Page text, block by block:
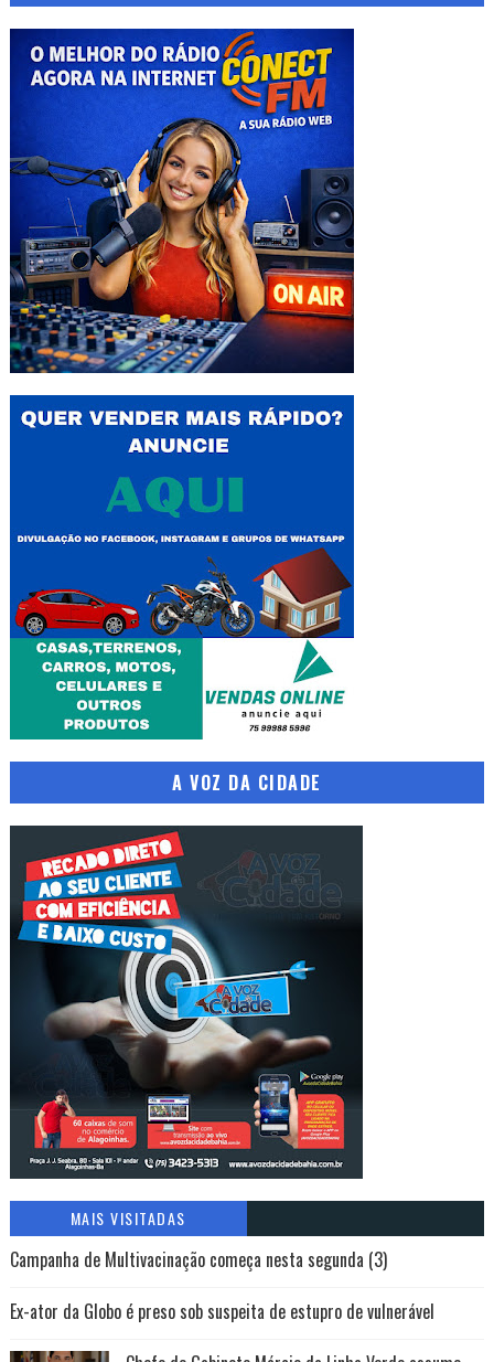
A VOZ DA CIDADE
MAIS VISITADAS
Campanha de Multivacinação começa nesta segunda (3)
Ex-ator da Globo é preso sob suspeita de estupro de vulnerável